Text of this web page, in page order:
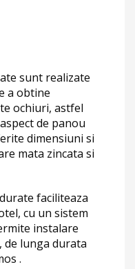
sunt realizate
a obtine
ochiuri, astfel
de panou
dimensiuni si
mata zincata si
faciliteaza
cu un sistem
instalare
de lunga durata
.